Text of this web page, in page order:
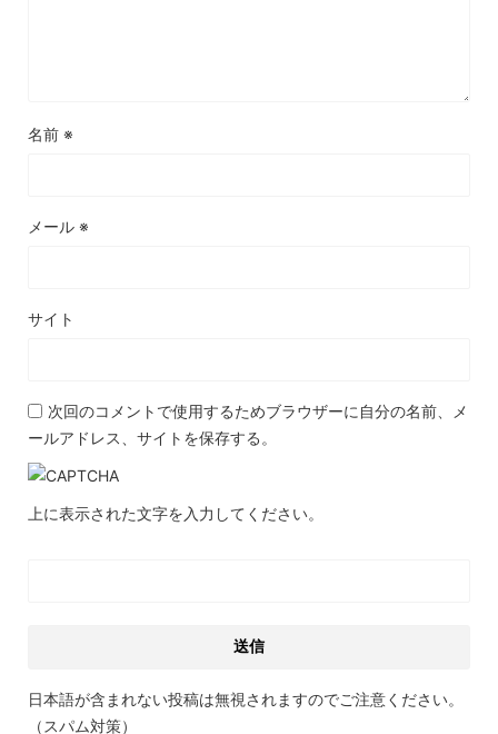
名前 ※
メール ※
サイト
次回のコメントで使用するためブラウザーに自分の名前、メ
ールアドレス、サイトを保存する。
上に表示された文字を入力してください。
日本語が含まれない投稿は無視されますのでご注意ください。
（スパム対策）